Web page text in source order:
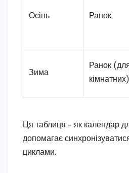
Осінь Ранок
Зима
Ранок
кімнатних)
Ця таблиця – як календар
допомагає
циклами.